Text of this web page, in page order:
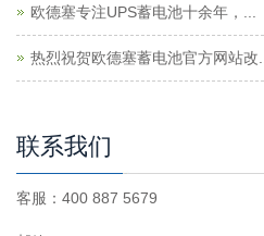
欧德塞专注UPS蓄电池十余年，...
热烈祝贺欧德塞蓄电池官方网站改...
联系我们
客服：400 887 5679